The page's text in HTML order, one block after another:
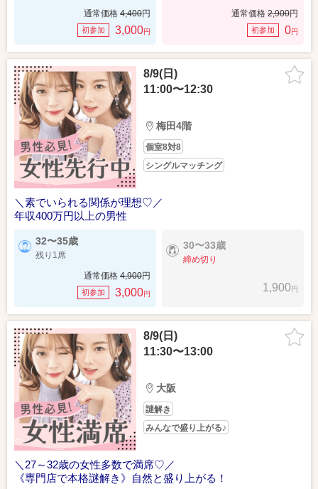
通常価格 4,400円
初参加 3,000円
通常価格 2,900円
初参加 0円
8/9(日)
11:00〜12:30
梅田4階
個室8対8
シングルマッチング
＼素でいられる関係が理想♡／
年収400万円以上の男性
32〜35歳
残り1席
通常価格 4,900円
初参加 3,000円
30〜33歳
締め切り
1,900円
8/9(日)
11:30〜13:00
大阪
謎解き
みんなで盛り上がる♪
＼27～32歳の女性多数で満席♡／
《専門店で本格謎解き》自然と盛り上がる！